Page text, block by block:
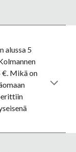
alussa 5
€. Mikä on